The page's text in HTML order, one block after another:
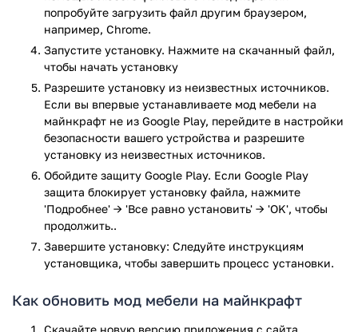
Телевидение
Каменный стол
Деревянный пиломатериал
Березовый деревянный ящик
Шторы
Подарок
Каменный путь
Кухонный шкаф
Холодильник
Стерео
Дубовый шкаф
Дверной звонок
Дубовый ящик для дерева
Духовка
Шкаф
Темный дубовый ящик для дерева
Верхняя часть духовки
попробуйте загрузить файл другим браузером,
например, Chrome.
Запустите установку. Нажмите на скачанный файл,
чтобы начать установку
Разрешите установку из неизвестных источников.
Если вы впервые устанавливаете мод мебели на
майнкрафт не из Google Play, перейдите в настройки
безопасности вашего устройства и разрешите
установку из неизвестных источников.
Обойдите защиту Google Play. Если Google Play
защита блокирует установку файла, нажмите
'Подробнее' → 'Все равно установить' → 'OK', чтобы
продолжить..
Завершите установку: Следуйте инструкциям
установщика, чтобы завершить процесс установки.
Как обновить мод мебели на майнкрафт
Скачайте новую версию приложения с сайта